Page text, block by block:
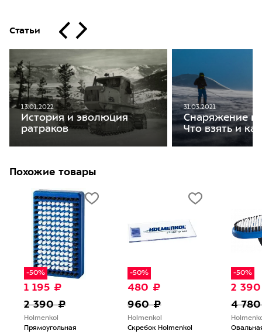
Статьи
13.01.2022
История и эволюция
ратраков
31.03.2021
Снаряжение
Что взять и
Похожие товары
-50%
1 195 ₽
2 390 ₽
Holmenkol
Прямоугольная
-50%
480 ₽
960 ₽
Holmenkol
Скребок Holmenkol
-50%
2
4